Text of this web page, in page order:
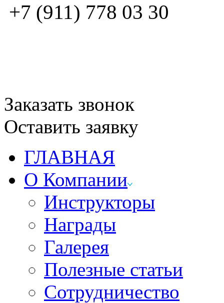
+7 (911) 778 03 30
Заказать звонок
Оставить заявку
ГЛАВНАЯ
О Компании
Инструкторы
Награды
Галерея
Полезные статьи
Сотрудничество